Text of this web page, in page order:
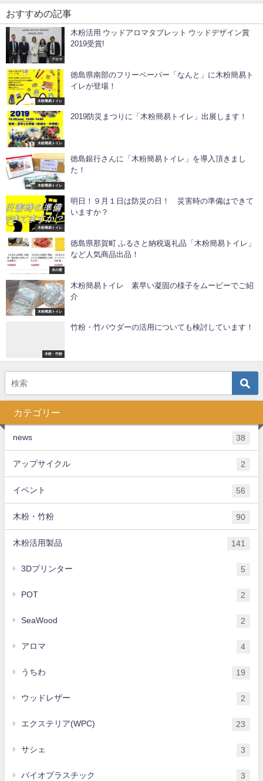
おすすめの記事
アロマ
木粉活用 ウッドアロマタブレット ウッドデザイン賞
2019受賞!
木粉簡易トイレ
徳島県南部のフリーペーパー「なんと」に木粉簡易ト
イレが登場！
木粉簡易トイレ
2019防災まつりに「木粉簡易トイレ」出展します！
木粉簡易トイレ
徳島銀行さんに「木粉簡易トイレ」を導入頂きまし
た！
木粉簡易トイレ
明日！９月１日は防災の日！ 災害時の準備はできて
いますか？
木の香
徳島県那賀町 ふるさと納税返礼品「木粉簡易トイレ」
など人気商品出品！
木粉簡易トイレ
木粉簡易トイレ 素早い凝固の様子をムービーでご紹
介
木粉・竹粉
竹粉・竹パウダーの活用についても検討しています！
カテゴリー
news 38
アップサイクル 2
イベント 56
木粉・竹粉 90
木粉活用製品 141
3Dプリンター 5
POT 2
SeaWood 2
アロマ 4
うちわ 19
ウッドレザー 2
エクステリア(WPC) 23
サシェ 3
バイオプラスチック 3